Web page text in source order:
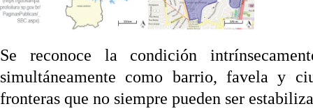
Se reconoce la condición
simultáneamente como barrio, favela y
fronteras que no siempre pueden ser